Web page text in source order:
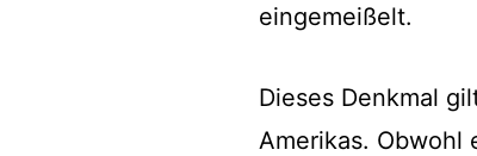
eingemeißelt.
Dieses Denkmal
Amerikas. Obwohl